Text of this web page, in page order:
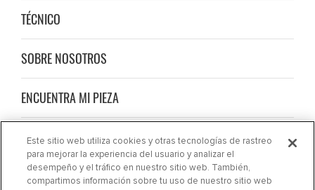
TÉCNICO
SOBRE NOSOTROS
ENCUENTRA MI PIEZA
PRIVACIDAD
CONTÁCTENOS
Este sitio web utiliza cookies y otras tecnologías de rastreo
para mejorar la experiencia del usuario y analizar el
desempeño y el tráfico en nuestro sitio web. También,
compartimos información sobre tu uso de nuestro sitio web